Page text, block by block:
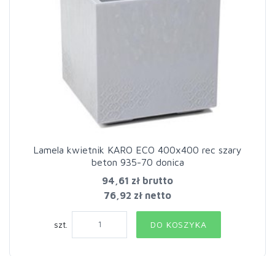
Lamela kwietnik KARO ECO 400x400 rec szary
beton 935-70 donica
94,61 zł brutto
76,92 zł netto
szt. DO KOSZYKA